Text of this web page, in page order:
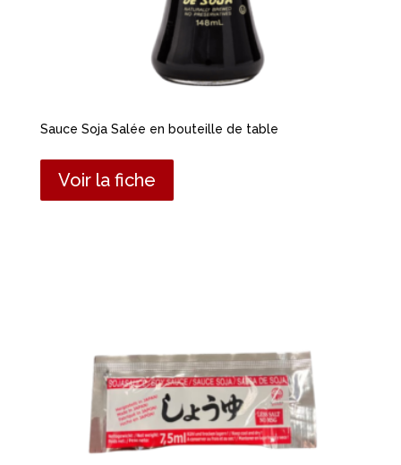
Sauce Soja Salée en bouteille de table
Voir la fiche